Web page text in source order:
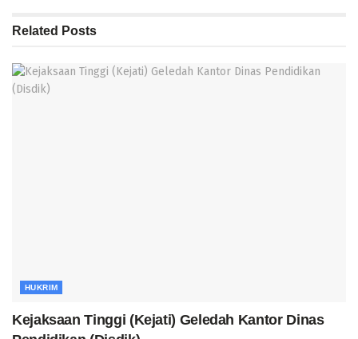
Related Posts
HUKRIM
Kejaksaan Tinggi (Kejati) Geledah Kantor Dinas